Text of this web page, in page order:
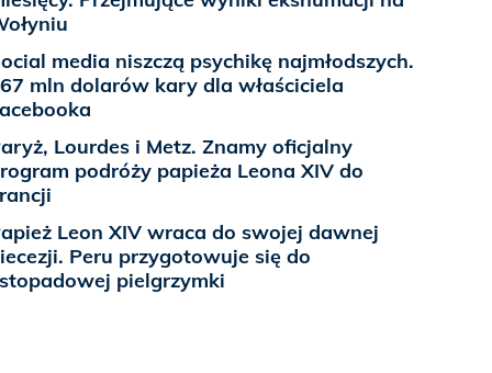
media niszczą psychikę najmłodszych.
mln dolarów kary dla właściciela
Lourdes i Metz. Znamy oficjalny
podróży papieża Leona XIV do
Leon XIV wraca do swojej dawnej
Peru przygotowuje się do
pielgrzymki